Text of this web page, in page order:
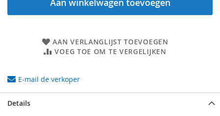
Aan winkelwagen toevoegen
AAN VERLANGLIJST TOEVOEGEN
VOEG TOE OM TE VERGELIJKEN
E-mail de verkoper
Details